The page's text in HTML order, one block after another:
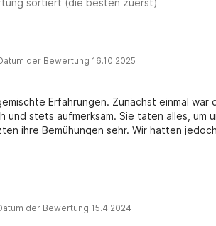
sortiert (die besten zuerst)
der Bewertung 16.10.2025
Erfahrungen. Zunächst einmal war
und stets aufmerksam. Sie taten alles, um
ihre Bemühungen sehr. Wir hatten
dem Check-in nicht klar erklärt, was zu
während unseres gesamten Charters
erreichen konnten, was das Erlebnis
in der Masterkabine einen
- Die Klimaanlage in der Kinderkabine
der Bewertung 15.4.2024